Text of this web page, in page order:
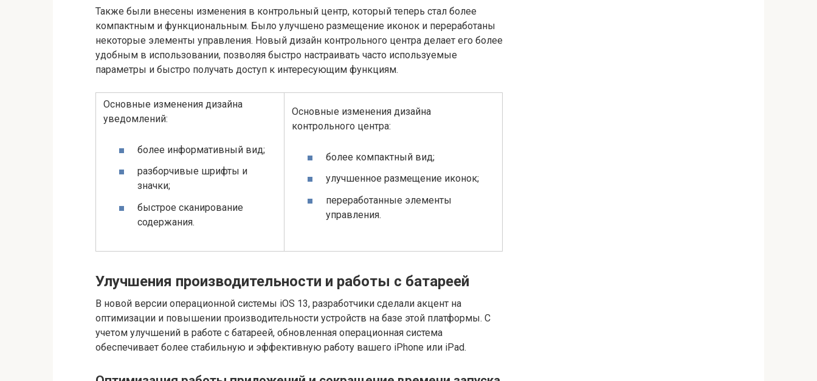
Также были внесены изменения в контрольный центр, который теперь стал более
компактным и функциональным. Было улучшено размещение иконок и переработаны
некоторые элементы управления. Новый дизайн контрольного центра делает его более
удобным в использовании, позволяя быстро настраивать часто используемые
параметры и быстро получать доступ к интересующим функциям.
Основные изменения дизайна
уведомлений:
более информативный вид;
разборчивые шрифты и
значки;
быстрое сканирование
содержания.
Основные изменения дизайна
контрольного центра:
более компактный вид;
улучшенное размещение иконок;
переработанные элементы
управления.
Улучшения производительности и работы с батареей
В новой версии операционной системы iOS 13, разработчики сделали акцент на
оптимизации и повышении производительности устройств на базе этой платформы. С
учетом улучшений в работе с батареей, обновленная операционная система
обеспечивает более стабильную и эффективную работу вашего iPhone или iPad.